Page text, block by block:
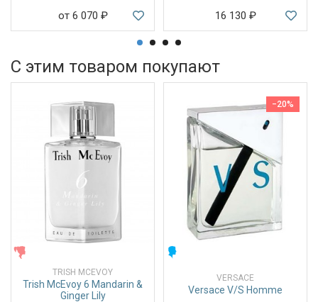
от 6 070 ₽ 16 130 ₽
С этим товаром покупают
TRISH MCEVOY
Trish McEvoy 6 Mandarin &
Ginger Lily
−20%
VERSACE
Versace V/S Homme